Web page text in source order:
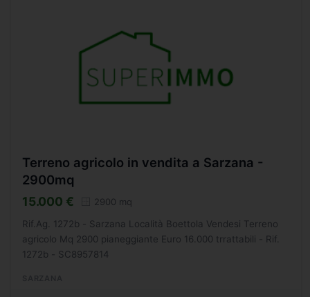
Terreno agricolo in vendita a Sarzana -
2900mq
15.000 € 2900 mq
Rif.Ag. 1272b - Sarzana Località Boettola Vendesi Terreno
agricolo Mq 2900 pianeggiante Euro 16.000 trrattabili - Rif.
1272b - SC8957814